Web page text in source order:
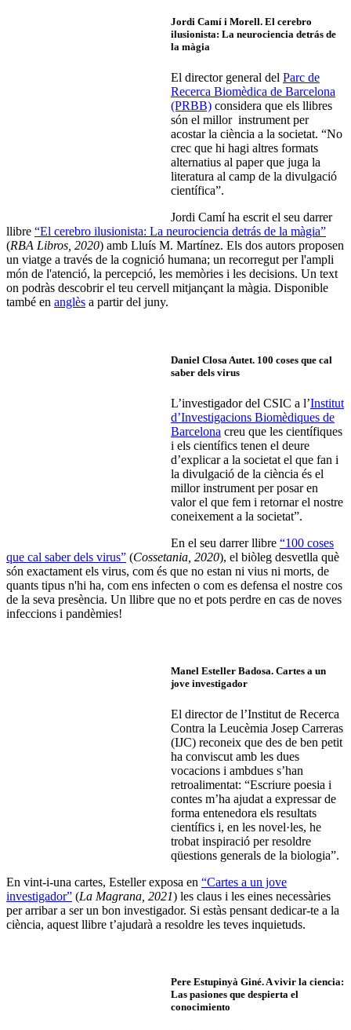
Jordi Camí i Morell. El cerebro
ilusionista: La neurociencia detrás de
la màgia
El director general del Parc de
Recerca Biomèdica de Barcelona
(PRBB) considera que els llibres
són el millor instrument per
acostar la ciència a la societat. “No
crec que hi hagi altres formats
alternatius al paper que juga la
literatura al camp de la divulgació
científica”.
Jordi Camí ha escrit el seu darrer
llibre “El cerebro ilusionista: La neurociencia detrás de la màgia”
(RBA Libros, 2020) amb Lluís M. Martínez. Els dos autors proposen
un viatge a través de la cognició humana; un recorregut per l'ampli
món de l'atenció, la percepció, les memòries i les decisions. Un text
on podràs descobrir el teu cervell mitjançant la màgia. Disponible
també en anglès a partir del juny.
Daniel Closa Autet. 100 coses que cal
saber dels virus
L’investigador del CSIC a l’Institut
d’Investigacions Biomèdiques de
Barcelona creu que les científiques
i els científics tenen el deure
d’explicar a la societat el que fan i
la divulgació de la ciència és el
millor instrument per posar en
valor el que fem i retornar el nostre
coneixement a la societat”.
En el seu darrer llibre “100 coses
que cal saber dels virus” (Cossetania, 2020), el biòleg desvetlla què
són exactament els virus, com és que no estan ni vius ni morts, de
quants tipus n'hi ha, com ens infecten o com es defensa el nostre cos
de la seva presència. Un llibre que no et pots perdre en cas de noves
infeccions i pandèmies!
Manel Esteller Badosa. Cartes a un
jove investigador
El director de l’Institut de Recerca
Contra la Leucèmia Josep Carreras
(IJC) reconeix que des de ben petit
ha conviscut amb les dues
vocacions i ambdues s’han
retroalimentat: “Escriure poesia i
contes m’ha ajudat a expressar de
forma entenedora els resultats
científics i, en les novel·les, he
trobat inspiració per resoldre
qüestions generals de la biologia”.
En vint-i-una cartes, Esteller exposa en “Cartes a un jove
investigador” (La Magrana, 2021) les claus i les eines necessàries
per arribar a ser un bon investigador. Si estàs pensant dedicar-te a la
ciència, aquest llibre t’ajudarà a resoldre les teves inquietuds.
Pere Estupinyà Giné.A vivir la ciencia:
Las pasiones que despierta el
conocimiento